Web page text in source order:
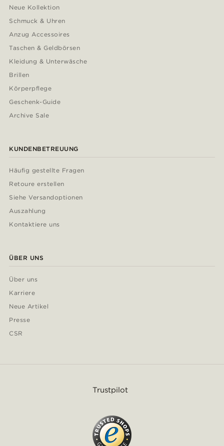
Neue Kollektion
Schmuck & Uhren
Anzug Accessoires
Taschen & Geldbörsen
Kleidung & Unterwäsche
Brillen
Körperpflege
Geschenk-Guide
Archive Sale
KUNDENBETREUUNG
Häufig gestellte Fragen
Retoure erstellen
Siehe Versandoptionen
Auszahlung
Kontaktiere uns
ÜBER UNS
Über uns
Karriere
Neue Artikel
Presse
CSR
Trustpilot